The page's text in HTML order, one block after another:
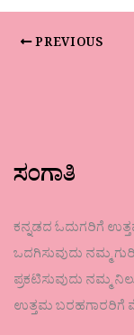
PREVIOUS
ಸಂಗಾತಿ
ಕನ್ನಡದ ಓದುಗರಿಗೆ
ಒದಗಿಸುವುದು ನಮ್ಮ
ಪ್ರಕಟಿಸುವುದು ನಮ್ಮ
ಉತ್ತಮ ಬರಹಗಾರರಿಗೆ